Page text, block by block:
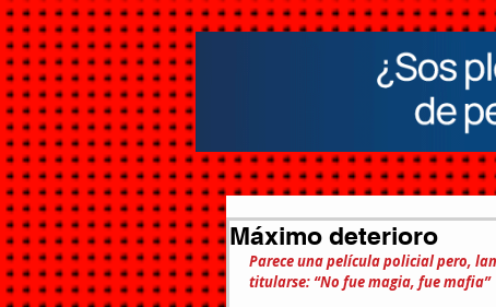
Máximo deterioro
Parece una película policial pero,
titularse: “No fue magia, fue mafia”